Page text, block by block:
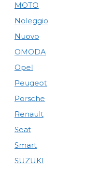
MOTO
Noleggio
Nuovo
OMODA
Opel
Peugeot
Porsche
Renault
Seat
Smart
SUZUKI